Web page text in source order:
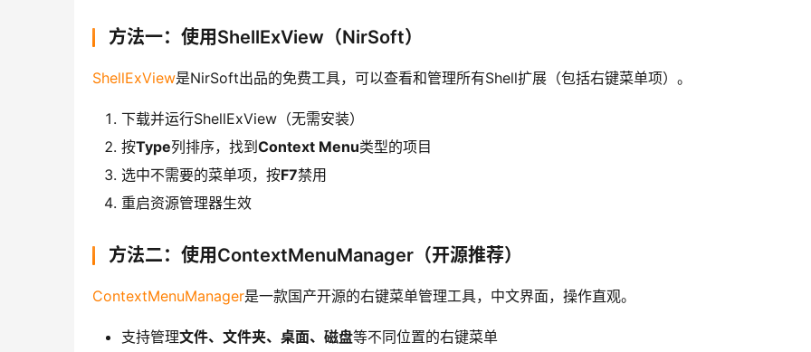
方法一：使用ShellExView（NirSoft）
ShellExView是NirSoft出品的免费工具，可以查看和管理所有Shell扩展（包括右键菜单项）。
下载并运行ShellExView（无需安装）
按Type列排序，找到Context Menu类型的项目
选中不需要的菜单项，按F7禁用
重启资源管理器生效
方法二：使用ContextMenuManager（开源推荐）
ContextMenuManager是一款国产开源的右键菜单管理工具，中文界面，操作直观。
支持管理文件、文件夹、桌面、磁盘等不同位置的右键菜单